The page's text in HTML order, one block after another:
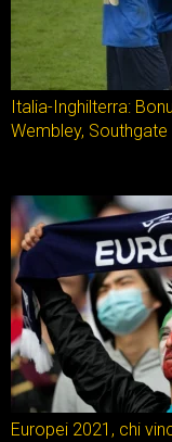
Italia-Inghilterra:
Wembley,
Europei 2021, chi